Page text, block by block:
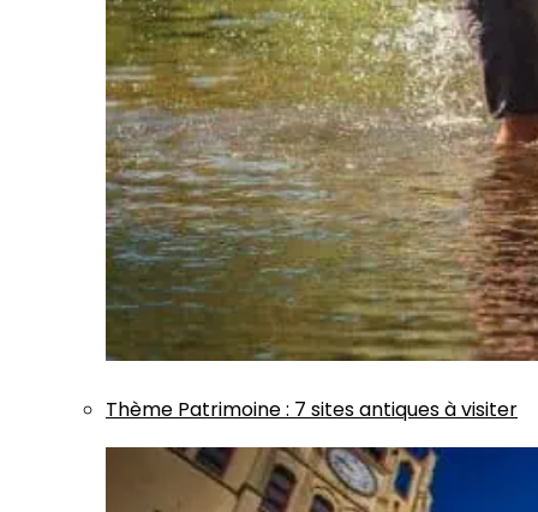
Thème Patrimoine: 7 sites antiques à visiter